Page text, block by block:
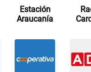
Estación
Araucanía